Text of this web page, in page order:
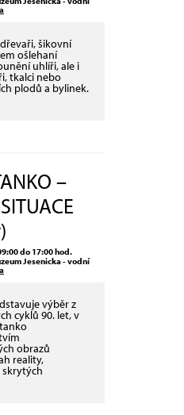
šikovní
ošlehaní
uhlíři, ale i
tkalci nebo
plodů a bylinek.
–
do 17:00 hod.
Jesenicka - vodní
výběr z
cyklů 90. let, v
obrazů
reality,
skrytých